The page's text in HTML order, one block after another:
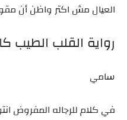
العيال مش اكتر واظن أن
رواية القلب الطيب
سامي
في كلام للرجاله المفروض